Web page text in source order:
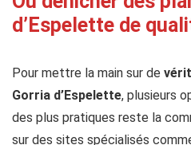
d’Espelette de
Pour mettre la main sur de
Gorria d’Espelette, plusieurs
des plus pratiques reste la
sur des sites spécialisés